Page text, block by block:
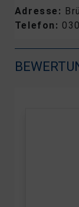
Adresse:
Telefon: